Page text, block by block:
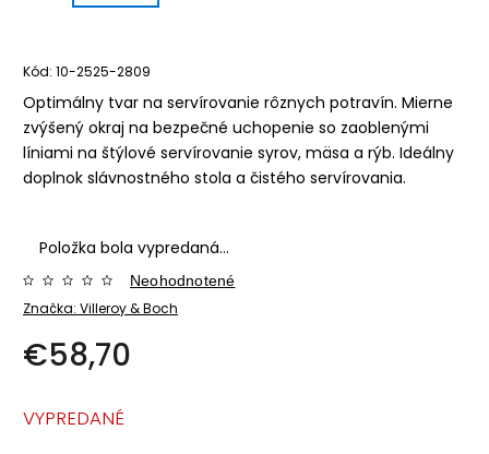
Kód: 10-2525-2809
Optimálny tvar na servírovanie rôznych potravín. Mierne
zvýšený okraj na bezpečné uchopenie so zaoblenými
líniami na štýlové servírovanie syrov, mäsa a rýb. Ideálny
doplnok slávnostného stola a čistého servírovania.
Položka bola vypredaná…
Značka: Villeroy & Boch
Neohodnotené
€58,70
VYPREDANÉ